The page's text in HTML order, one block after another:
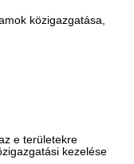
közigazgatása,
e területekre
kezelése